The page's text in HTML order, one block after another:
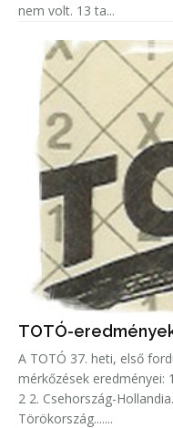
nem volt. 13 ta...
TOTÓ-
A TOTÓ 37. heti, első
mérkőzések eredményei: 1. Norvégia-Olaszország...................0-2
2 2. Csehország-
Törökország.......